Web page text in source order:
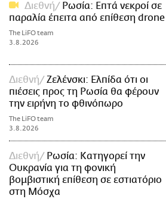
Διεθνή
Ρωσία: Επτά νεκροί σε
παραλία έπειτα από επίθεση drone
The LiFO team
3.8.2026
Διεθνή
Ζελένσκι: Ελπίδα ότι οι
πιέσεις προς τη Ρωσία θα φέρουν
την ειρήνη το φθινόπωρο
The LiFO team
3.8.2026
Διεθνή
Ρωσία: Κατηγορεί την
Ουκρανία για τη φονική
βομβιστική επίθεση σε εστιατόριο
στη Μόσχα